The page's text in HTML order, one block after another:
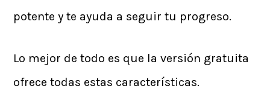
potente y te ayuda a seguir tu progreso.
Lo mejor de todo es que la versión gratuita
ofrece todas estas características.